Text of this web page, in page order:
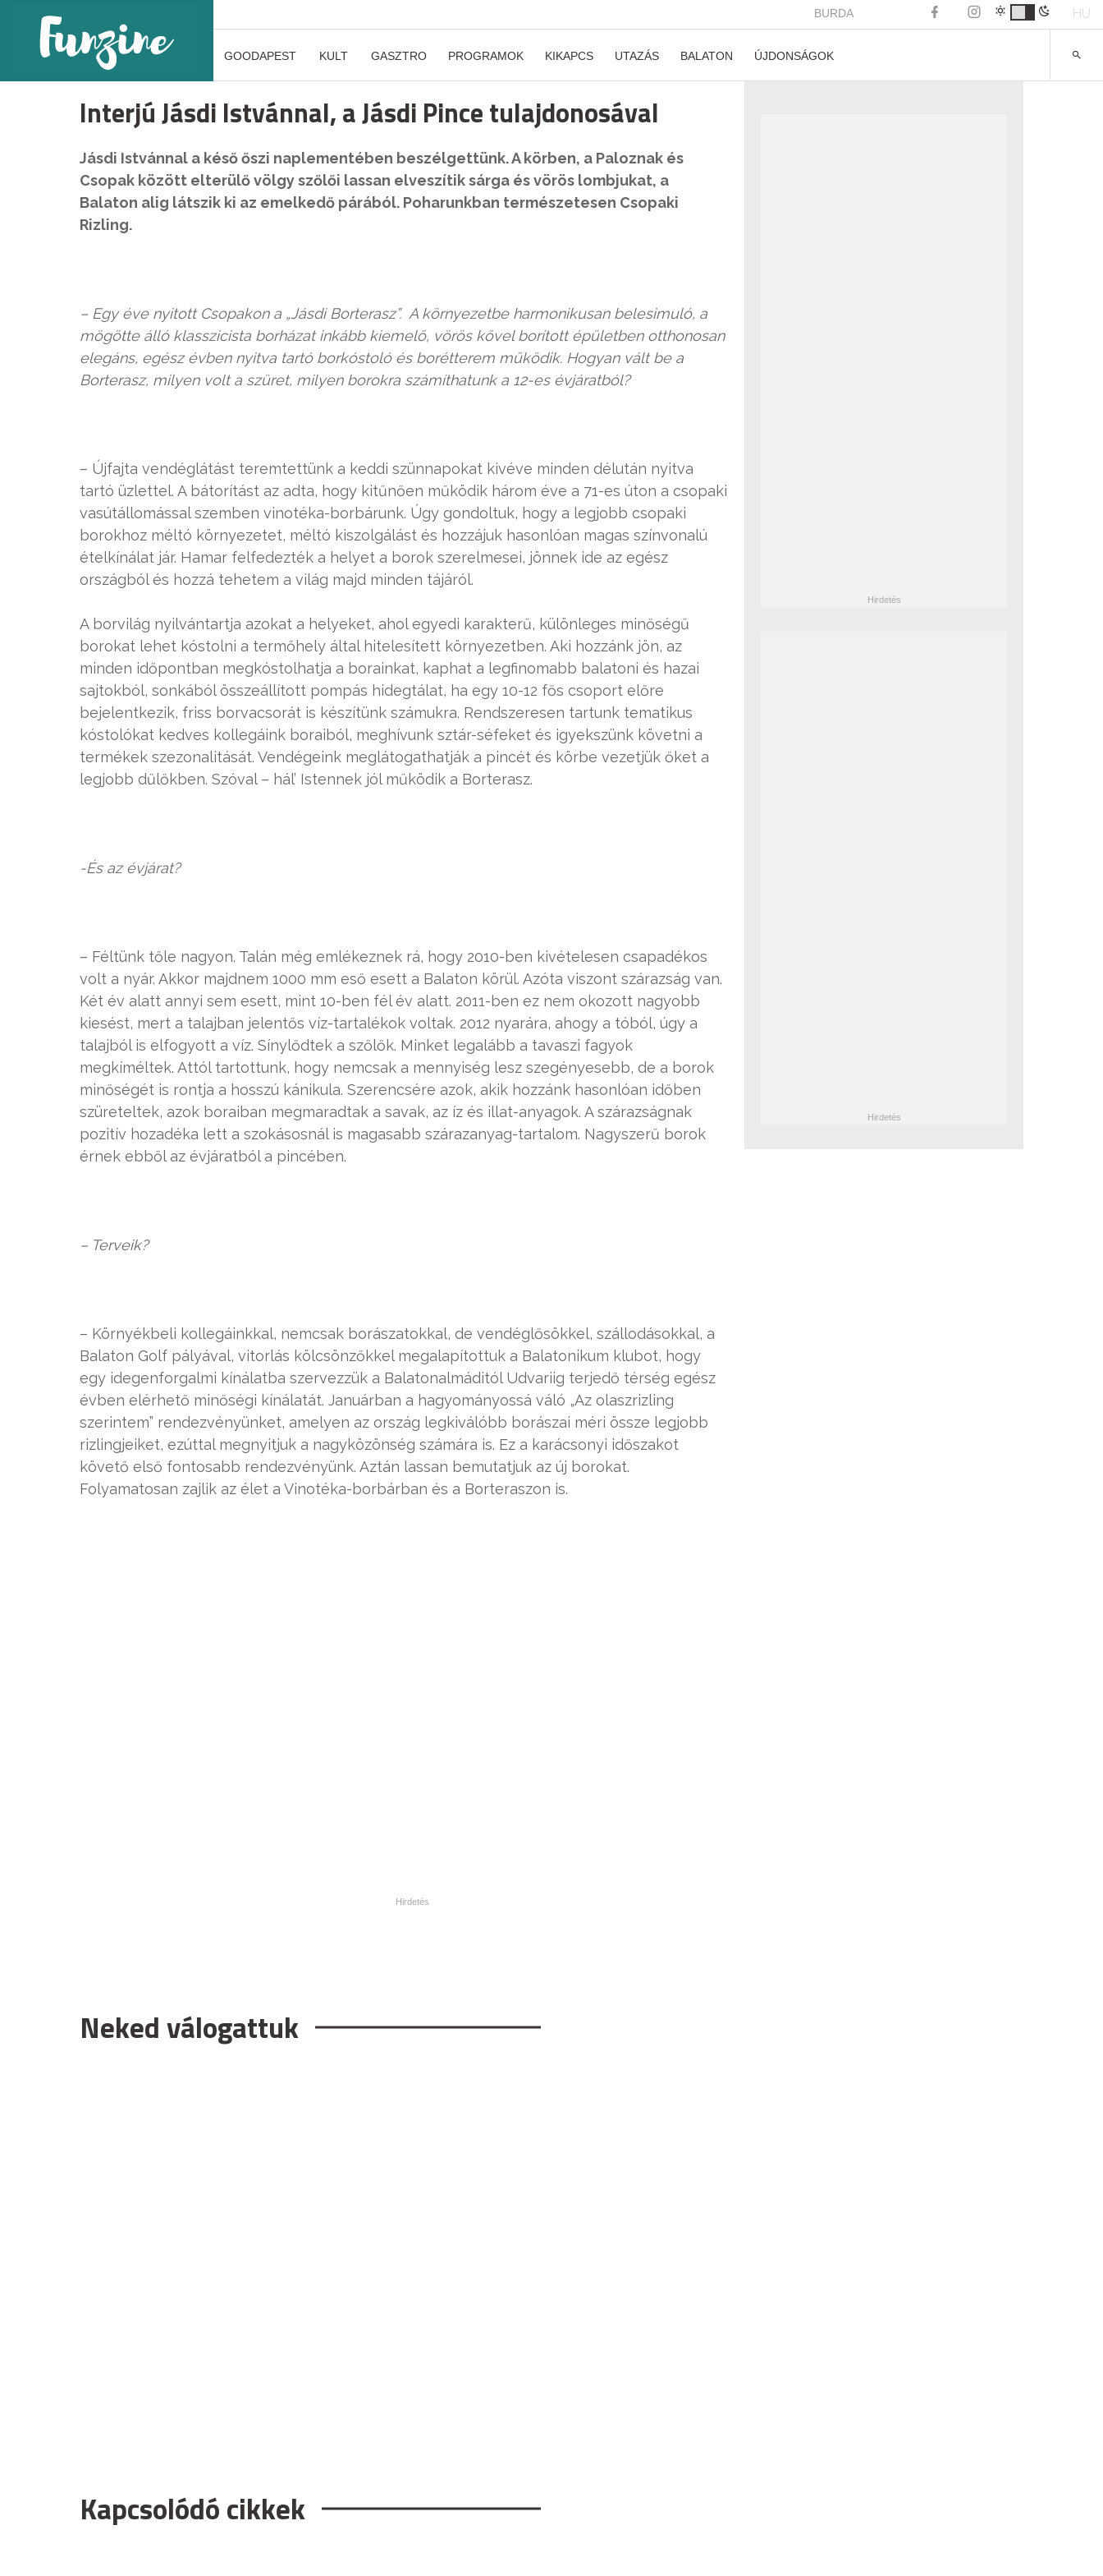
BURDA HU
GOODAPEST KULT GASZTRO PROGRAMOK KIKAPCS UTAZÁS BALATON ÚJDONSÁGOK
Interjú Jásdi Istvánnal, a Jásdi Pince tulajdonosával
Jásdi Istvánnal a késő őszi naplementében beszélgettünk. A körben, a Paloznak és
Csopak között elterülő völgy szőlői lassan elveszítik sárga és vörös lombjukat, a
Balaton alig látszik ki az emelkedő párából. Poharunkban természetesen Csopaki
Rizling.
– Egy éve nyitott Csopakon a „Jásdi Borterasz”. A környezetbe harmonikusan belesimuló, a
mögötte álló klasszicista borházat inkább kiemelő, vörös kővel borított épületben otthonosan
elegáns, egész évben nyitva tartó borkóstoló és borétterem működik. Hogyan vált be a
Borterasz, milyen volt a szüret, milyen borokra számíthatunk a 12-es évjáratból?
– Újfajta vendéglátást teremtettünk a keddi szünnapokat kivéve minden délután nyitva
tartó üzlettel. A bátorítást az adta, hogy kitűnően működik három éve a 71-es úton a csopaki
vasútállomással szemben vinotéka-borbárunk. Úgy gondoltuk, hogy a legjobb csopaki
borokhoz méltó környezetet, méltó kiszolgálást és hozzájuk hasonlóan magas színvonalú
ételkínálat jár. Hamar felfedezték a helyet a borok szerelmesei, jönnek ide az egész
országból és hozzá tehetem a világ majd minden tájáról.
A borvilág nyilvántartja azokat a helyeket, ahol egyedi karakterű, különleges minőségű
borokat lehet kóstolni a termőhely által hitelesített környezetben. Aki hozzánk jön, az
minden időpontban megkóstolhatja a borainkat, kaphat a legfinomabb balatoni és hazai
sajtokból, sonkából összeállított pompás hidegtálat, ha egy 10-12 fős csoport előre
bejelentkezik, friss borvacsorát is készítünk számukra. Rendszeresen tartunk tematikus
kóstolókat kedves kollegáink boraiból, meghívunk sztár-séfeket és igyekszünk követni a
termékek szezonalitását. Vendégeink meglátogathatják a pincét és körbe vezetjük őket a
legjobb dűlőkben. Szóval – hál’ Istennek jól működik a Borterasz.
-És az évjárat?
– Féltünk tőle nagyon. Talán még emlékeznek rá, hogy 2010-ben kivételesen csapadékos
volt a nyár. Akkor majdnem 1000 mm eső esett a Balaton körül. Azóta viszont szárazság van.
Két év alatt annyi sem esett, mint 10-ben fél év alatt. 2011-ben ez nem okozott nagyobb
kiesést, mert a talajban jelentős víz-tartalékok voltak. 2012 nyarára, ahogy a tóból, úgy a
talajból is elfogyott a víz. Sínylődtek a szőlők. Minket legalább a tavaszi fagyok
megkíméltek. Attól tartottunk, hogy nemcsak a mennyiség lesz szegényesebb, de a borok
minőségét is rontja a hosszú kánikula. Szerencsére azok, akik hozzánk hasonlóan időben
szüreteltek, azok boraiban megmaradtak a savak, az íz és illat-anyagok. A szárazságnak
pozitív hozadéka lett a szokásosnál is magasabb szárazanyag-tartalom. Nagyszerű borok
érnek ebből az évjáratból a pincében.
– Terveik?
– Környékbeli kollegáinkkal, nemcsak borászatokkal, de vendéglősökkel, szállodásokkal, a
Balaton Golf pályával, vitorlás kölcsönzőkkel megalapítottuk a Balatonikum klubot, hogy
egy idegenforgalmi kínálatba szervezzük a Balatonalmáditól Udvariig terjedő térség egész
évben elérhető minőségi kínálatát. Januárban a hagyományossá váló „Az olaszrizling
szerintem” rendezvényünket, amelyen az ország legkiválóbb borászai méri össze legjobb
rizlingjeiket, ezúttal megnyitjuk a nagyközönség számára is. Ez a karácsonyi időszakot
követő első fontosabb rendezvényünk. Aztán lassan bemutatjuk az új borokat.
Folyamatosan zajlik az élet a Vinotéka-borbárban és a Borteraszon is.
Neked válogattuk
Kapcsolódó cikkek